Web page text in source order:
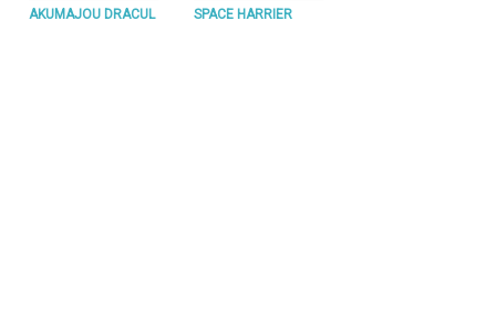
AKUMAJOU DRACUL SPACE HARRIER